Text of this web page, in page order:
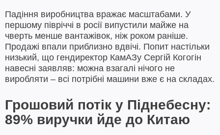
Падіння виробництва вражає масштабами. У
першому півріччі в росії випустили майже на
чверть менше вантажівок, ніж роком раніше.
Продажі впали приблизно вдвічі. Попит настільки
низький, що гендиректор КамАЗу Сергій Когогін
навесні заявляв: можна взагалі нічого не
виробляти – всі потрібні машини вже є на складах.
Грошовий потік у Піднебесну:
89% виручки йде до Китаю